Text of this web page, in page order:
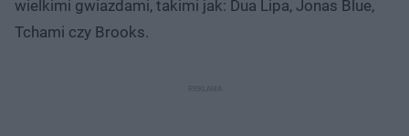
wielkimi gwiazdami, takimi jak: Dua Lipa, Jonas Blue,
Tchami czy Brooks.